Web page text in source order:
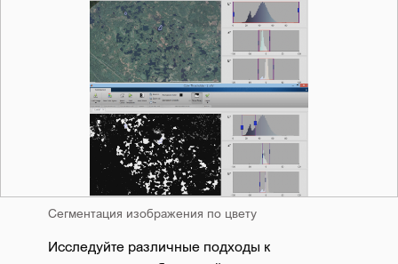
Сегментация изображения по цвету
Исследуйте различные подходы к